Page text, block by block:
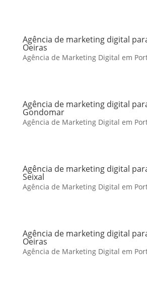
Agência de marketing digital
Oeiras
Agência de Marketing Digital em
Agência de marketing digital
Gondomar
Agência de Marketing Digital em
Agência de marketing digital
Seixal
Agência de Marketing Digital em
Agência de marketing digital
Oeiras
Agência de Marketing Digital em